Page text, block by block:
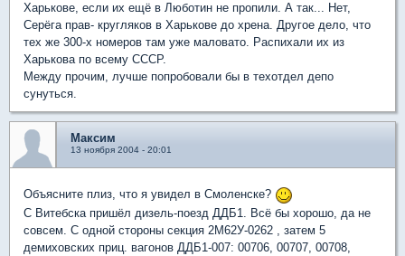
Харькове, если их ещё в Люботин не пропили. А так... Нет,
Серёга прав- кругляков в Харькове до хрена. Другое дело, что
тех же 300-х номеров там уже маловато. Распихали их из
Харькова по всему СССР.
Между прочим, лучше попробовали бы в техотдел депо
сунуться.
Максим
13 ноября 2004 - 20:01
Объясните плиз, что я увидел в Смоленске?
С Витебска пришёл дизель-поезд ДДБ1. Всё бы хорошо, да не
совсем. С одной стороны секция 2М62У-0262 , затем 5
демиховских приц. вагонов ДДБ1-007: 00706, 00707, 00708,